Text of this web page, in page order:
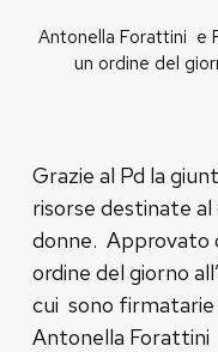
Antonella Forattini e
un ordine del
Grazie al Pd la
risorse destinate
donne. Approvato
ordine del giorno
cui sono firmatarie
Antonella Forattini